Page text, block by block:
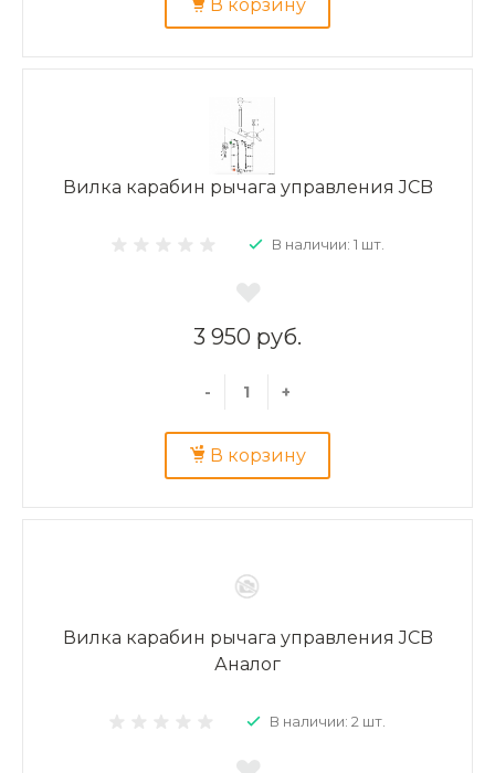
В корзину
Вилка карабин рычага управления JCB
В наличии: 1 шт.
3 950 руб.
- +
В корзину
Вилка карабин рычага управления JCB
Аналог
В наличии: 2 шт.